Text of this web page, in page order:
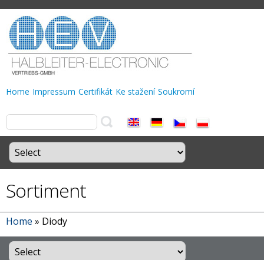
Home Impressum Certifikát Ke stažení Soukromí
Sortiment
Home » Diody